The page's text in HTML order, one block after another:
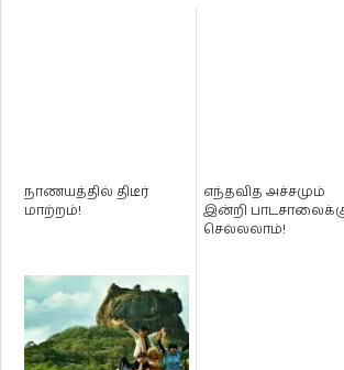
நாணயத்தில் திடீர்
மாற்றம்!
எந்தவித அச்சமும்
இன்றி
செல்லலாம்!